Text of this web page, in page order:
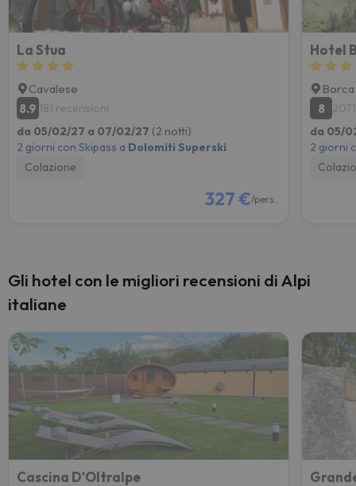
La Stua
Cavalese
8.9 181 recensioni
da 05/02/27 a 07/02/27 (2 notti)
2 giorni con Skipass a Dolomiti Superski
Colazione
327 €/pers.
Hotel
8
da 05/
2 giorni
Gli hotel con le migliori recensioni di Alpi
italiane
Cascina D'Oltralpe